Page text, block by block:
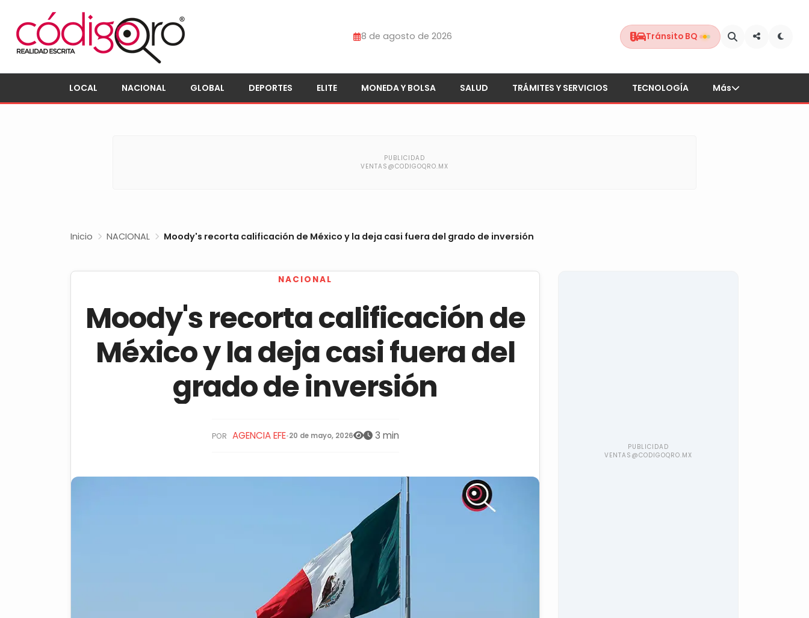
8 de agosto de 2026 Tránsito BQ
LOCAL NACIONAL GLOBAL DEPORTES ELITE MONEDA Y BOLSA SALUD TRÁMITES Y SERVICIOS TECNOLOGÍA Más
Inicio NACIONAL Moody's recorta calificación de México y la deja casi fuera del grado de inversión
NACIONAL
Moody's recorta calificación de
México y la deja casi fuera del
grado de inversión
POR AGENCIA EFE•20 de mayo, 2026 3 min